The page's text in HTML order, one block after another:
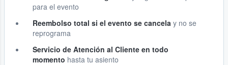
para el evento
Reembolso total si el evento se cancela y no se
reprograma
Servicio de Atención al Cliente en todo
momento hasta tu asiento